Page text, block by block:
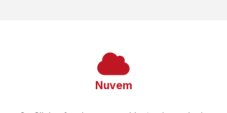
Nuvem